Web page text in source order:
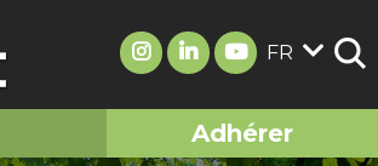
FR
Adhérer